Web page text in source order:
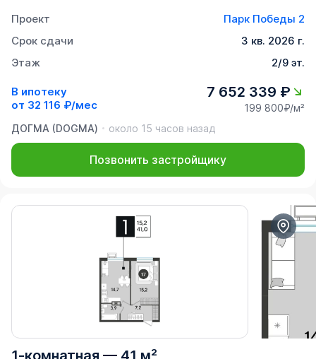
Проект
Парк Победы 2
Срок сдачи
3 кв. 2026 г.
Этаж
2/9 эт.
В ипотеку
от 32 116 ₽/мес
7 652 339 ₽
199 800₽/м²
ДОГМА (DOGMA)
около 15 часов назад
Позвонить застройщику